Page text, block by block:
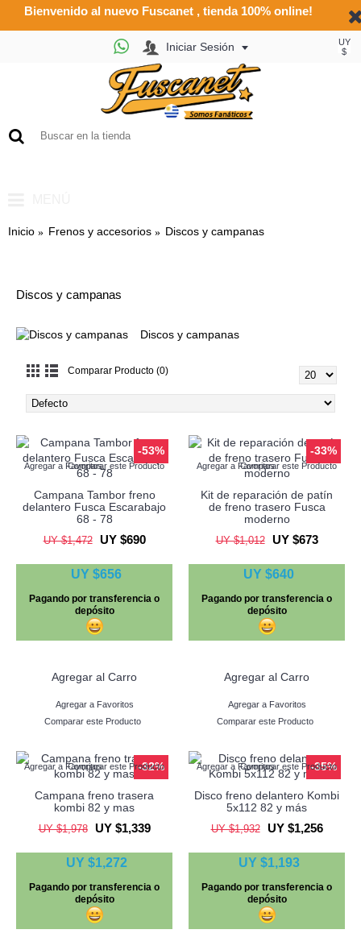
Bienvenido al nuevo Fuscanet , tienda 100% online!
UY
$
Iniciar Sesión
Inicio Frenos y accesorios Discos y campanas
Discos y campanas
Discos y campanas
Comparar Producto (0)
-53%
Agregar a FavoritosComparar este Producto
Campana Tambor freno
delantero Fusca Escarabajo
68 - 78
UY $1,472 UY $690
UY $656
Pagando por transferencia o
depósito
Agregar al Carro
Agregar a Favoritos
Comparar este Producto
-33%
Agregar a FavoritosComparar este Producto
Kit de reparación de patín
de freno trasero Fusca
moderno
UY $1,012 UY $673
UY $640
Pagando por transferencia o
depósito
Agregar al Carro
Agregar a Favoritos
Comparar este Producto
-32%
Agregar a FavoritosComparar este Producto
Campana freno trasera
kombi 82 y mas
UY $1,978 UY $1,339
UY $1,272
Pagando por transferencia o
depósito
-35%
Agregar a FavoritosComparar este Producto
Disco freno delantero Kombi
5x112 82 y más
UY $1,932 UY $1,256
UY $1,193
Pagando por transferencia o
depósito